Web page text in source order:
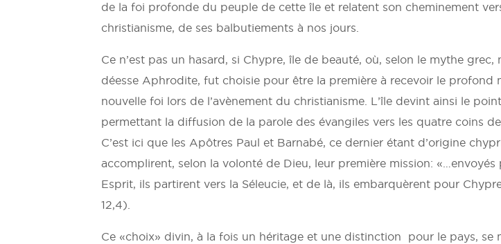
de la foi profonde du peuple de cette île et relatent son cheminement
christianisme, de ses balbutiements à nos jours.
Ce n’est pas un hasard, si Chypre, île de beauté, où, selon le mythe grec,
déesse Aphrodite, fut choisie pour être la première à recevoir le profond
nouvelle foi lors de l’avènement du christianisme. L’île devint ainsi le
permettant la diffusion de la parole des évangiles vers les quatre coins
C’est ici que les Apôtres Paul et Barnabé, ce dernier étant d’origine
accomplirent, selon la volonté de Dieu, leur première mission: «…envoyés
Esprit, ils partirent vers la Séleucie, et de là, ils embarquèrent pour
12,4).
Ce «choix» divin, à la fois un héritage et une distinction pour le pays, se